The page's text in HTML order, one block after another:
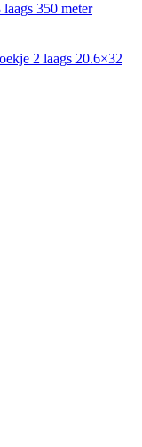
350 meter
2 laags 20.6×32